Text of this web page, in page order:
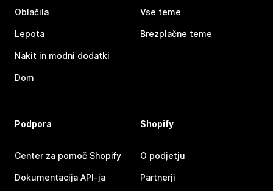
Oblačila
Lepota
Nakit in modni dodatki
Dom
Vse teme
Brezplačne teme
Podpora
Center za pomoč Shopify
Dokumentacija API-ja
Shopify
O podjetju
Partnerji